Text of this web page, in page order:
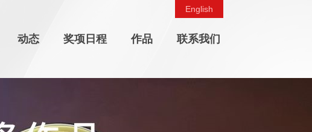
动态 奖项日程 作品 联系我们
English